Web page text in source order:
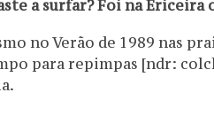
a surfar? Foi na
no Verão de 1989 nas
para repimpas [ndr: